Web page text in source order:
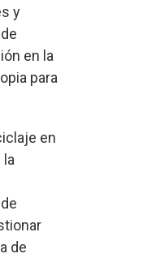
y
en la
para
en
la
de